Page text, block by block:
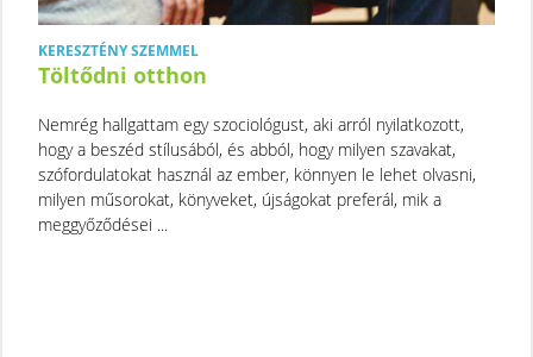
KERESZTÉNY SZEMMEL
Töltődni otthon
Nemrég hallgattam egy szociológust, aki arról nyilatkozott,
hogy a beszéd stílusából, és abból, hogy milyen szavakat,
szófordulatokat használ az ember, könnyen le lehet olvasni,
milyen műsorokat, könyveket, újságokat preferál, mik a
meggyőződései ...